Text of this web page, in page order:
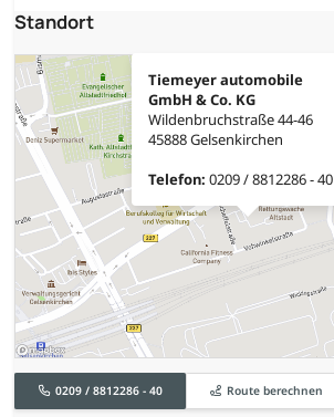
Standort
Tiemeyer automobile
GmbH & Co. KG
Wildenbruchstraße 44-46
45888 Gelsenkirchen
Telefon: 0209 / 8812286 - 40
0209 / 8812286 - 40 Route berechnen